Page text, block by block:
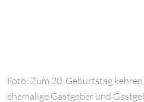
Foto: Zum 20. Geburtstag
ehemalige Gastgeber und